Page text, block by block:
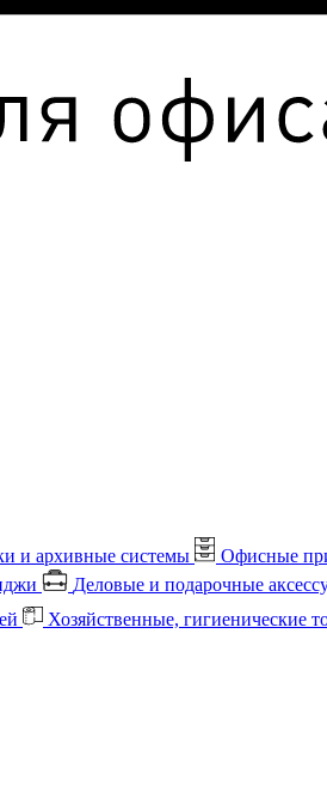
и архивные системы Офисные
Деловые и подарочные
Хозяйственные, гигиенические